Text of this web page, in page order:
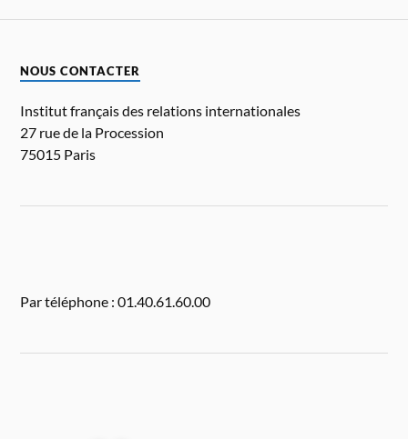
NOUS CONTACTER
Institut français des relations internationales
27 rue de la Procession
75015 Paris
Par téléphone : 01.40.61.60.00